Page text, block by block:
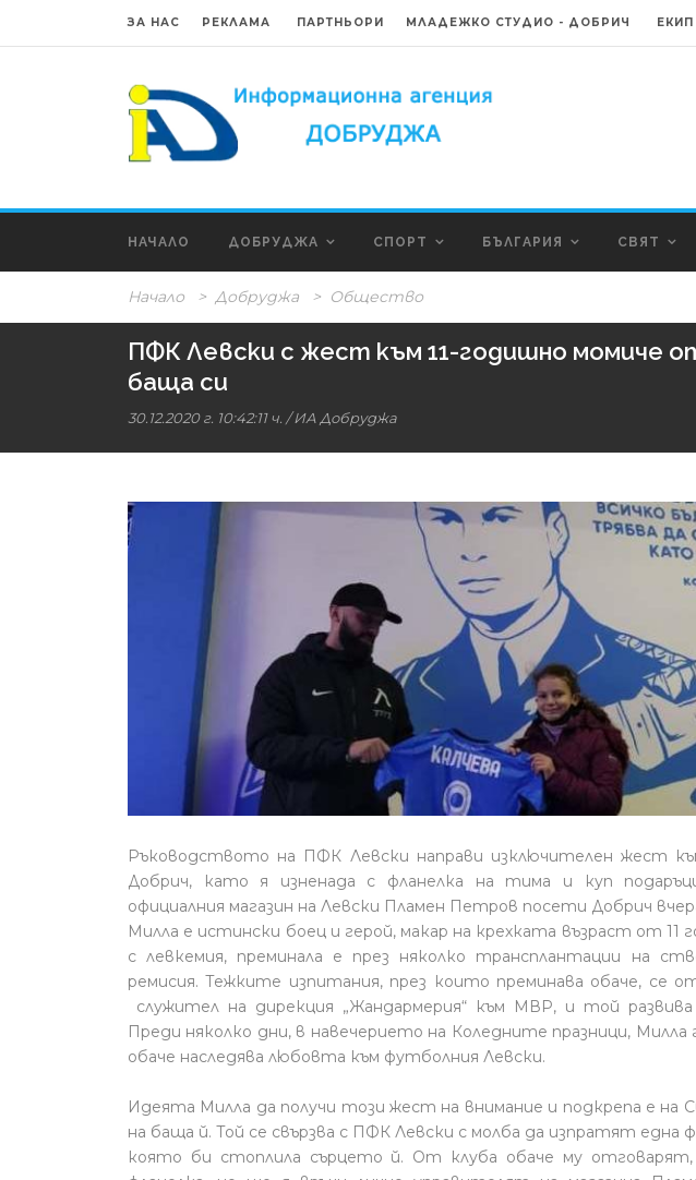
ЗА НАС РЕКЛАМА ПАРТНЬОРИ МЛАДЕЖКО СТУДИО - ДОБРИЧ ЕКИП
НАЧАЛО ДОБРУДЖА СПОРТ БЪЛГАРИЯ СВЯТ
Начало > Добруджа > Общество
ПФК Левски с жест към 11-годишно момиче
баща си
30.12.2020 г. 10:42:11 ч. / ИА Добруджа
Ръководството на ПФК Левски направи изключителен жест
Добрич, като я изненада с фланелка на тима и куп
официалния магазин на Левски Пламен Петров посети Добрич
Милла е истински боец и герой, макар на крехката възраст от 11
с левкемия, преминала е през няколко трансплантации на
ремисия. Тежките изпитания, през които преминава обаче, се
служител на дирекция „Жандармерия“ към МВР, и той
Преди няколко дни, в навечерието на Коледните празници,
обаче наследява любовта към футболния Левски.
Идеята Милла да получи този жест на внимание и подкрепа е на
на баща й. Той се свързва с ПФК Левски с молба да изпратят една
която би стоплила сърцето й. От клуба обаче му